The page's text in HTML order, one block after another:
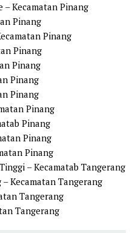
Kecamatan Pinang
Pinang
Pinang
Pinang
Pinang
Pinang
Pinang
Pinang
Pinang
Pinang
Pinang
– Kecamatab Tangerang
– Kecamatan Tangerang
Tangerang
Tangerang